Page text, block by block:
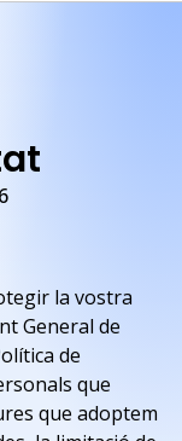
la vostra
General de
de
que
que adoptem